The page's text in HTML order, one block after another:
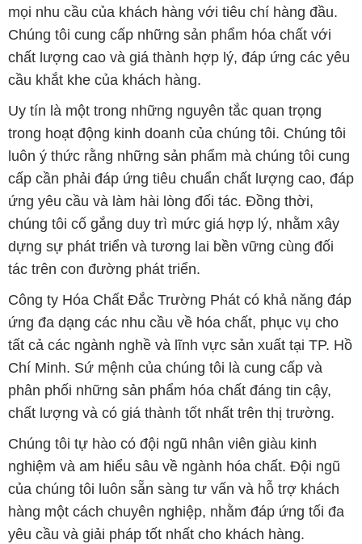
mọi nhu cầu của khách hàng với tiêu chí hàng đầu.
Chúng tôi cung cấp những sản phẩm hóa chất với
chất lượng cao và giá thành hợp lý, đáp ứng các yêu
cầu khắt khe của khách hàng.
Uy tín là một trong những nguyên tắc quan trọng
trong hoạt động kinh doanh của chúng tôi. Chúng tôi
luôn ý thức rằng những sản phẩm mà chúng tôi cung
cấp cần phải đáp ứng tiêu chuẩn chất lượng cao, đáp
ứng yêu cầu và làm hài lòng đối tác. Đồng thời,
chúng tôi cố gắng duy trì mức giá hợp lý, nhằm xây
dựng sự phát triển và tương lai bền vững cùng đối
tác trên con đường phát triển.
Công ty Hóa Chất Đắc Trường Phát có khả năng đáp
ứng đa dạng các nhu cầu về hóa chất, phục vụ cho
tất cả các ngành nghề và lĩnh vực sản xuất tại TP. Hồ
Chí Minh. Sứ mệnh của chúng tôi là cung cấp và
phân phối những sản phẩm hóa chất đáng tin cậy,
chất lượng và có giá thành tốt nhất trên thị trường.
Chúng tôi tự hào có đội ngũ nhân viên giàu kinh
nghiệm và am hiểu sâu về ngành hóa chất. Đội ngũ
của chúng tôi luôn sẵn sàng tư vấn và hỗ trợ khách
hàng một cách chuyên nghiệp, nhằm đáp ứng tối đa
yêu cầu và giải pháp tốt nhất cho khách hàng.